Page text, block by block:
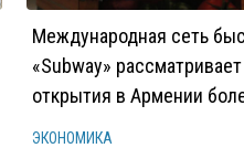
Международная сеть
«Subway»
открытия в Армении
ЭКОНОМИКА